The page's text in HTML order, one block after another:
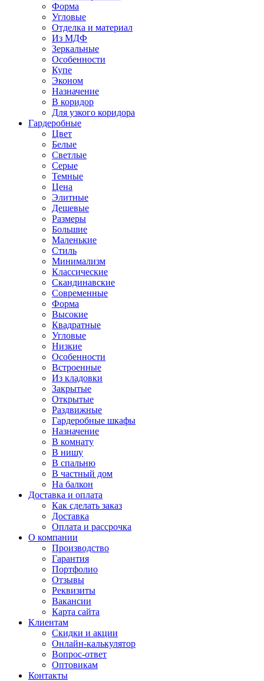
Форма
Угловые
Отделка и материал
Из МДФ
Зеркальные
Особенности
Купе
Эконом
Назначение
В коридор
Для узкого коридора
Гардеробные
Цвет
Белые
Светлые
Серые
Темные
Цена
Элитные
Дешевые
Размеры
Большие
Маленькие
Стиль
Минимализм
Классические
Скандинавские
Современные
Форма
Высокие
Квадратные
Угловые
Низкие
Особенности
Встроенные
Из кладовки
Закрытые
Открытые
Раздвижные
Гардеробные шкафы
Назначение
В комнату
В нишу
В спальню
В частный дом
На балкон
Доставка и оплата
Как сделать заказ
Доставка
Оплата и рассрочка
О компании
Производство
Гарантия
Портфолио
Отзывы
Реквизиты
Вакансии
Карта сайта
Клиентам
Скидки и акции
Онлайн-калькулятор
Вопрос-ответ
Оптовикам
Контакты